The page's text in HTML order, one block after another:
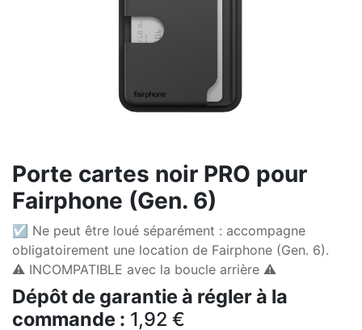
Porte cartes noir PRO pour
Fairphone (Gen. 6)
☑ Ne peut être loué séparément : accompagne
obligatoirement une location de Fairphone (Gen. 6).
⚠️ INCOMPATIBLE avec la boucle arrière ⚠️
Dépôt de garantie à régler à la
commande : 1,92 €